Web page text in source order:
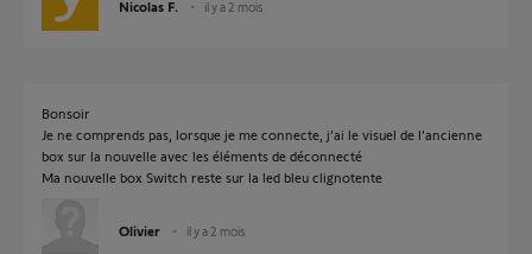
Nicolas F. il y a 2 mois
Bonsoir
Je ne comprends pas, lorsque je me connecte, j’ai le visuel de l’ancienne
box sur la nouvelle avec les éléments de déconnecté
Ma nouvelle box Switch reste sur la led bleu clignotente
Olivier il y a 2 mois